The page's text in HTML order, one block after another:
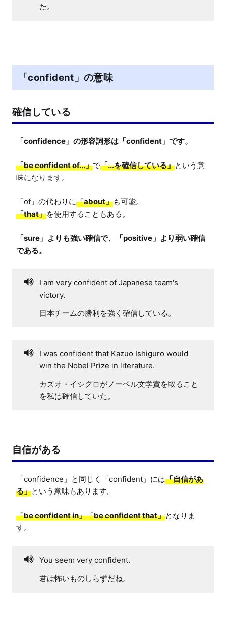
た。
「confident」の意味
確信している
「confidence」の形容詞形は「confident」です。
「be confident of...」で「...を確信している」という意
味になります。
「of」の代わりに「about」
「that」を使用することもある。
「sure」よりも強い確信で、「positive」より弱い確信
である。
I am very confident of Japanese team's
victory.
日本チームの勝利を強く確信している。
I was confident that Kazuo Ishiguro would
win the Nobel Prize in literature.
カズオ・イシグロがノーベル文学賞を取ること
を私は確信していた。
自信がある
「confidence」と同じく「confident」には「自信があ
る」という意味もあります。
「be confident in」「be confident that」となりま
す。
You seem very confident.
君は怖いものしらずだね。